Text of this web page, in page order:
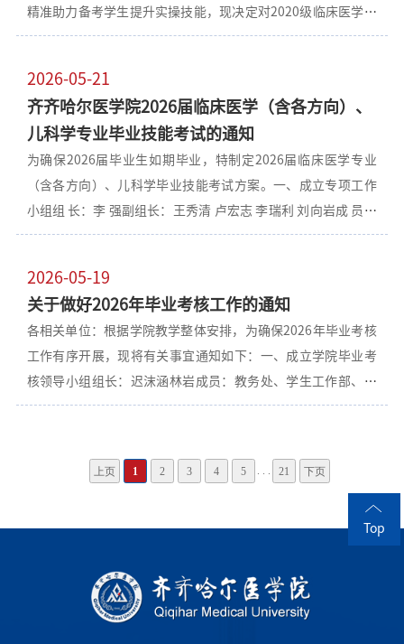
组织学生参加培训，统计参训学生人数及获得证书人数，并由
综合能力提升培训工作的通知.pdf附件2：2026年人工智能综
合能力提升培训情况统计表.docx2026年5月25日教务处 学生工
作部
精准助力备考学生提升实操技能，现决定对2020级临床医学大
类、预防医学、口腔医学专业已报名考生开展技能专项培训，
统计参加执医技能培训的学生信息；其中，临床医学、儿科学
专业学生信息由教务处临床教学管理科进行汇总。2.学生须于5
月26日15:00前向在校期间所在单位报名，各相关单位汇总后报
至教务处王慧敏。二、培训筹备安排1.各项培训单位同步报送
本单位培训地点及培训教师信息。2.教务处将结合各专业学生
报名人数、场地师资报送情况，统筹梳理、统一制定全院整体
协调工作。3.预防医学专业、口腔医学专业的技能培训工作，
分别由公共卫生学院、口腔医学院负责组织实施。教务处 2026
年5月21日
2026-05-21
齐齐哈尔医学院2026届临床医学（含各方向）、
儿科学专业毕业技能考试的通知
为确保2026届毕业生如期毕业，特制定2026届临床医学专业
（含各方向）、儿科学毕业技能考试方案。一、成立专项工作
小组组 长：李 强副组长：王秀清 卢宏志 李瑞利 刘向岩成 员：
宋芳婷 秦浩博 孙 玲 刘冰华 张 宁 丁 琳 姜国玲办公室设在临床
业方向）、儿科学专业学生共计1031人（表1）。具体分组情
况参见《2026年临床医学、儿科学专业毕业技能考试考场安
排》（附件1）。（二）考站安排临床技能操作考站：设在教学
2号楼（部系楼A区）1-5楼，共计五个考区，每个考区设有多个
考站，每名学生必须参加全部五个考区的考核，考核结束后通
排及职责1.考官：总考官1名，负责整个考场的业务指导工作，
二、三、六医院遴选，负责按照规定对考生进行提问，认真记
考生进行病史采集和查体操作。
2026-05-19
关于做好2026年毕业考核工作的通知
各相关单位：根据学院教学整体安排，为确保2026年毕业考核
工作有序开展，现将有关事宜通知如下：一、成立学院毕业考
核领导小组组长：迟沫涵林岩成员：教务处、学生工作部、团
委、高教研究与教学质量评估中心、精神卫生学院、公共卫生
学院负责人；各附属医院及相关教学基地主管教学副院长领导
小组下设办公室，办公室主任由李强兼任。二、毕业考核内容
根据各专业培养方案进行毕业考核工作，各专业的具体考试内
容及分值见附件1。三、毕业考核安排（一）毕业理论考试：6
行，考试具体安排见附件2。（二）毕业技能考试与毕业论文答
辩在6月5日前完成，考试具体安排见附件3，由学生所在单位和
上页 1 2 3 4 5 21 下页
Top